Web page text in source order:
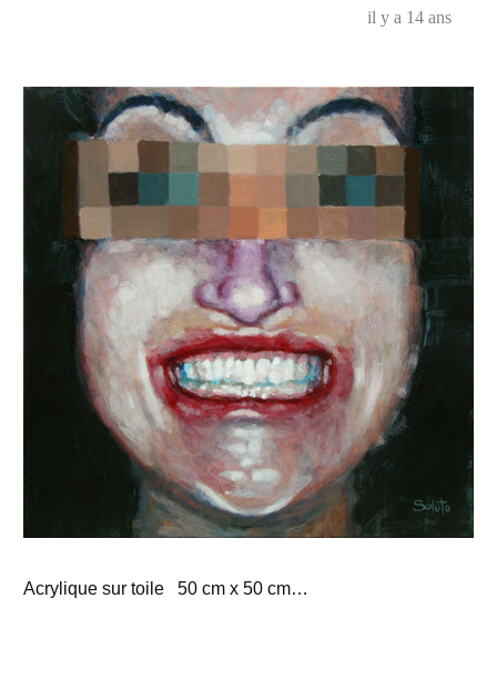
il y a 14 ans
Acrylique sur toile 50 cm x 50 cm…